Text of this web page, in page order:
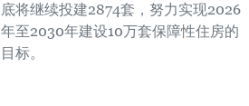
底将继续投建2874套，努力实现2026
年至2030年建设10万套保障性住房的
目标。